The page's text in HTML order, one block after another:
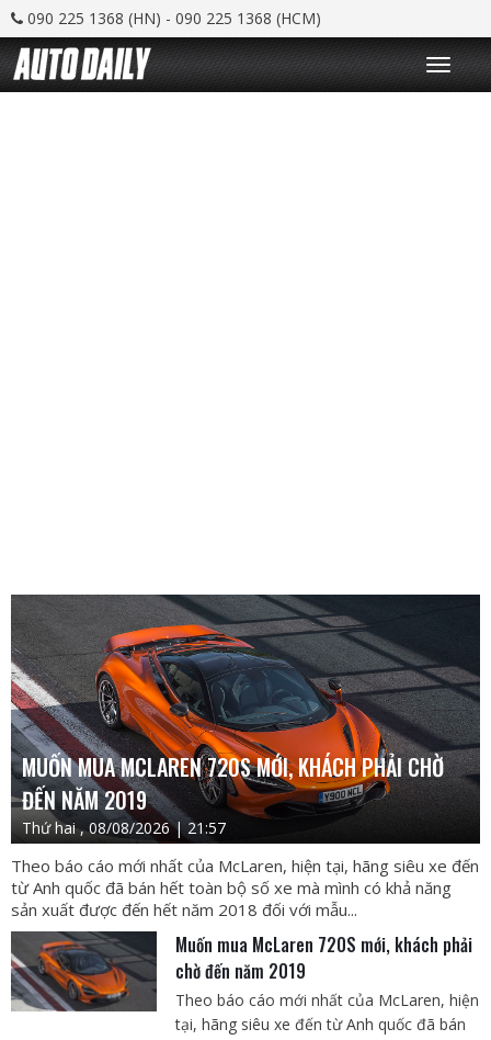
090 225 1368 (HN) - 090 225 1368 (HCM)
T
o
g
MUỐN MUA MCLAREN 720S MỚI, KHÁCH PHẢI CHỜ
ĐẾN NĂM 2019
Thứ hai , 08/08/2026 | 21:57
Theo báo cáo mới nhất của McLaren, hiện tại, hãng siêu xe đến
từ Anh quốc đã bán hết toàn bộ số xe mà mình có khả năng
sản xuất được đến hết năm 2018 đối với mẫu...
Muốn mua McLaren 720S mới, khách phải
chờ đến năm 2019
Theo báo cáo mới nhất của McLaren, hiện
tại, hãng siêu xe đến từ Anh quốc đã bán